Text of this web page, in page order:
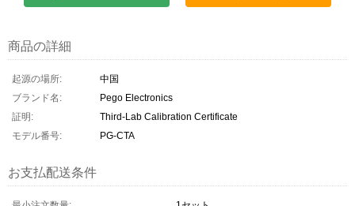
商品の詳細
起源の場所:
中国
ブランド名:
Pego Electronics
証明:
Third-Lab Calibration Certificate
モデル番号:
PG-CTA
お支払配送条件